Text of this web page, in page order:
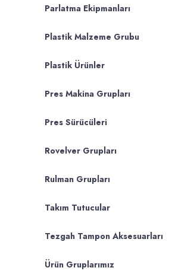
Parlatma Ekipmanları
Plastik Malzeme Grubu
Plastik Ürünler
Pres Makina Grupları
Pres Sürücüleri
Rovelver Grupları
Rulman Grupları
Takım Tutucular
Tezgah Tampon Aksesuarları
Ürün Gruplarımız